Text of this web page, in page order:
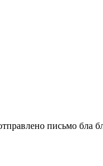
письмо бла